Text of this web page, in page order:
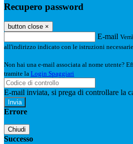
Recupero password
button close ×
E-mail
all'indirizzo indicato con le istruzioni
Non hai una e-mail associata al nome utente?
tramite la Login Spaggiari
E-mail inviata, si prega di controllare la
Errore
Chiudi
Successo